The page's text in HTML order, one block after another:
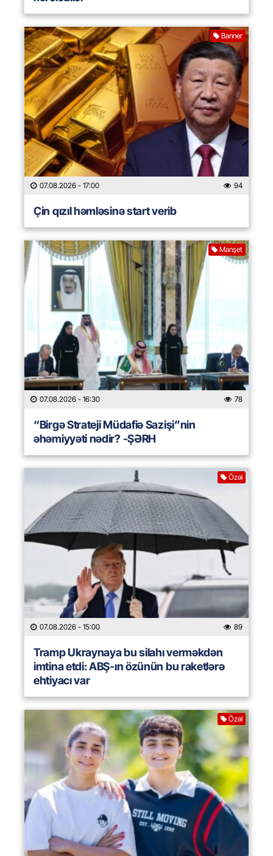
Banner
07.08.2026 - 17:00 94
Çin qızıl həmləsinə start verib
Manşet
07.08.2026 - 16:30 78
“Birgə Strateji Müdafiə Sazişi”nin
əhəmiyyəti nədir? -ŞƏRH
Özəl
07.08.2026 - 15:00 89
Tramp Ukraynaya bu silahı verməkdən
imtina etdi: ABŞ-ın özünün bu raketlərə
ehtiyacı var
Özəl